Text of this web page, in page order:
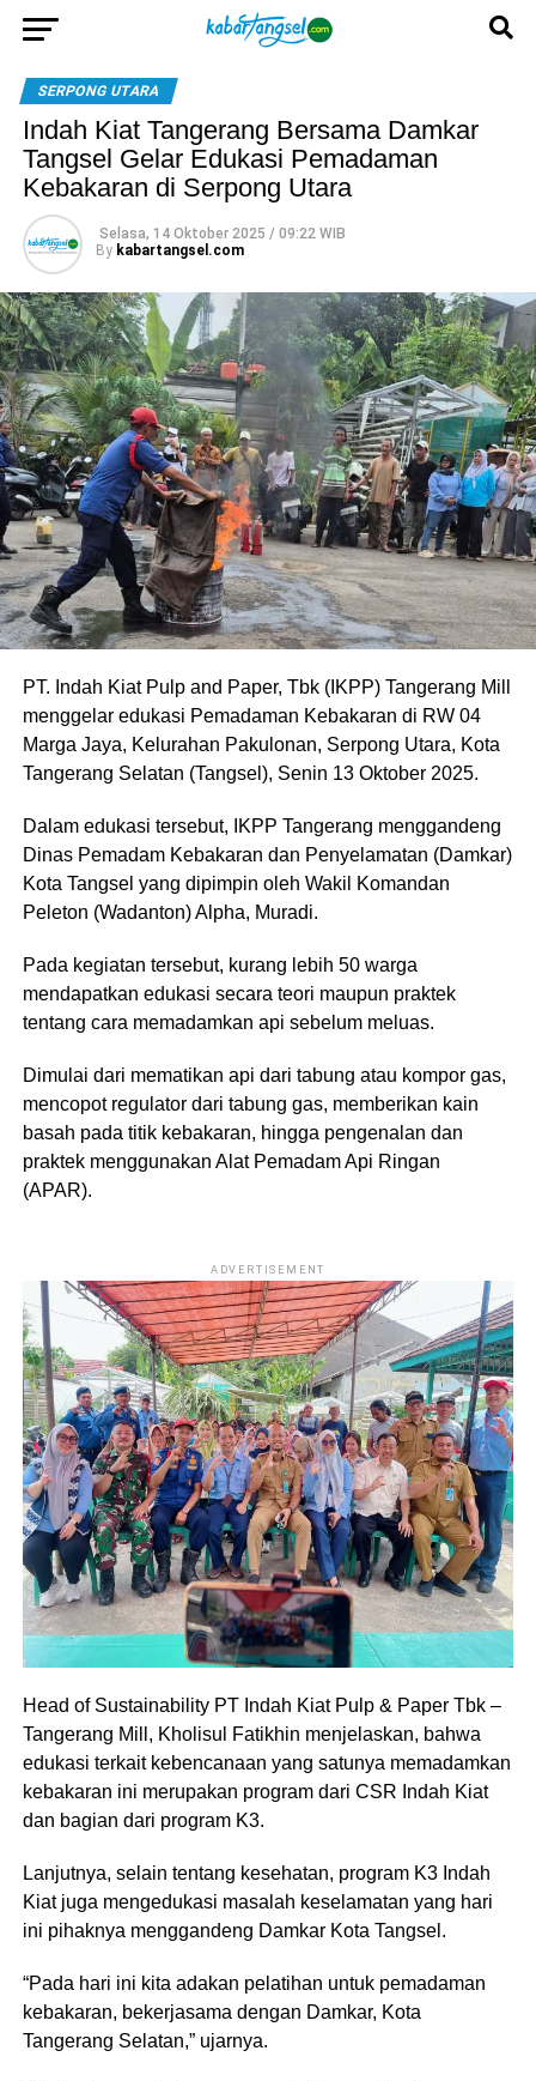
SERPONG UTARA
Indah Kiat Tangerang Bersama Damkar
Tangsel Gelar Edukasi Pemadaman
Kebakaran di Serpong Utara
Selasa, 14 Oktober 2025 / 09:22 WIB
By kabartangsel.com
PT. Indah Kiat Pulp and Paper, Tbk (IKPP) Tangerang Mill
menggelar edukasi Pemadaman Kebakaran di RW 04
Marga Jaya, Kelurahan Pakulonan, Serpong Utara, Kota
Tangerang Selatan (Tangsel), Senin 13 Oktober 2025.
Dalam edukasi tersebut, IKPP Tangerang menggandeng
Dinas Pemadam Kebakaran dan Penyelamatan (Damkar)
Kota Tangsel yang dipimpin oleh Wakil Komandan
Peleton (Wadanton) Alpha, Muradi.
Pada kegiatan tersebut, kurang lebih 50 warga
mendapatkan edukasi secara teori maupun praktek
tentang cara memadamkan api sebelum meluas.
Dimulai dari mematikan api dari tabung atau kompor gas,
mencopot regulator dari tabung gas, memberikan kain
basah pada titik kebakaran, hingga pengenalan dan
praktek menggunakan Alat Pemadam Api Ringan
(APAR).
ADVERTISEMENT
Head of Sustainability PT Indah Kiat Pulp & Paper Tbk –
Tangerang Mill, Kholisul Fatikhin menjelaskan, bahwa
edukasi terkait kebencanaan yang satunya memadamkan
kebakaran ini merupakan program dari CSR Indah Kiat
dan bagian dari program K3.
Lanjutnya, selain tentang kesehatan, program K3 Indah
Kiat juga mengedukasi masalah keselamatan yang hari
ini pihaknya menggandeng Damkar Kota Tangsel.
“Pada hari ini kita adakan pelatihan untuk pemadaman
kebakaran, bekerjasama dengan Damkar, Kota
Tangerang Selatan,” ujarnya.